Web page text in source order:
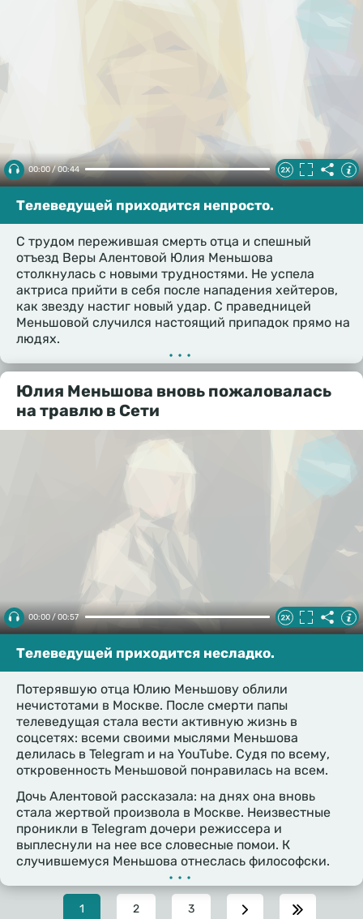
00:00 / 00:44
Телеведущей приходится непросто.
С трудом пережившая смерть отца и спешный
отъезд Веры Алентовой Юлия Меньшова
столкнулась с новыми трудностями. Не успела
актриса прийти в себя после нападения хейтеров,
как звезду настиг новый удар. С праведницей
Меньшовой случился настоящий припадок прямо на
людях.
•••
Юлия Меньшова вновь пожаловалась
на травлю в Сети
00:00 / 00:57
Телеведущей приходится несладко.
Потерявшую отца Юлию Меньшову облили
нечистотами в Москве. После смерти папы
телеведущая стала вести активную жизнь в
соцсетях: всеми своими мыслями Меньшова
делилась в Telegram и на YouTube. Судя по всему,
откровенность Меньшовой понравилась на всем.
Дочь Алентовой рассказала: на днях она вновь
стала жертвой произвола в Москве. Неизвестные
проникли в Telegram дочери режиссера и
выплеснули на нее все словесные помои. К
случившемуся Меньшова отнеслась философски.
•••
Текущая
1 Page
2 Page
3